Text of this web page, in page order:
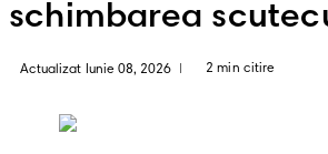
schimbarea
Actualizat Iunie 08, 2026 2 min citire